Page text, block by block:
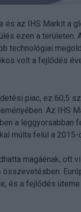
az IHS Markit a
ezen a területen.
technológiai
volt a fejlődés
piac, ez 60,5
Az IHS
a leggyorsabban
múlta felül a 2015-
magáénak, ott
és a fejlődés